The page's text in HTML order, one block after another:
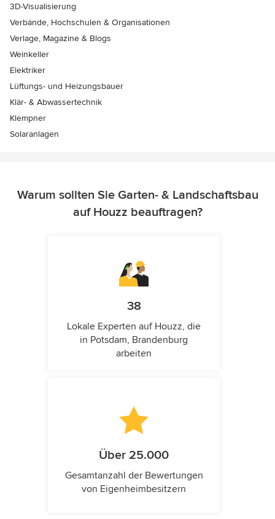
3D-Visualisierung
Verbände, Hochschulen & Organisationen
Verlage, Magazine & Blogs
Weinkeller
Elektriker
Lüftungs- und Heizungsbauer
Klär- & Abwassertechnik
Klempner
Solaranlagen
Warum sollten Sie Garten- & Landschaftsbau
auf Houzz beauftragen?
38
Lokale Experten auf Houzz, die
in Potsdam, Brandenburg
arbeiten
Über 25.000
Gesamtanzahl der Bewertungen
von Eigenheimbesitzern